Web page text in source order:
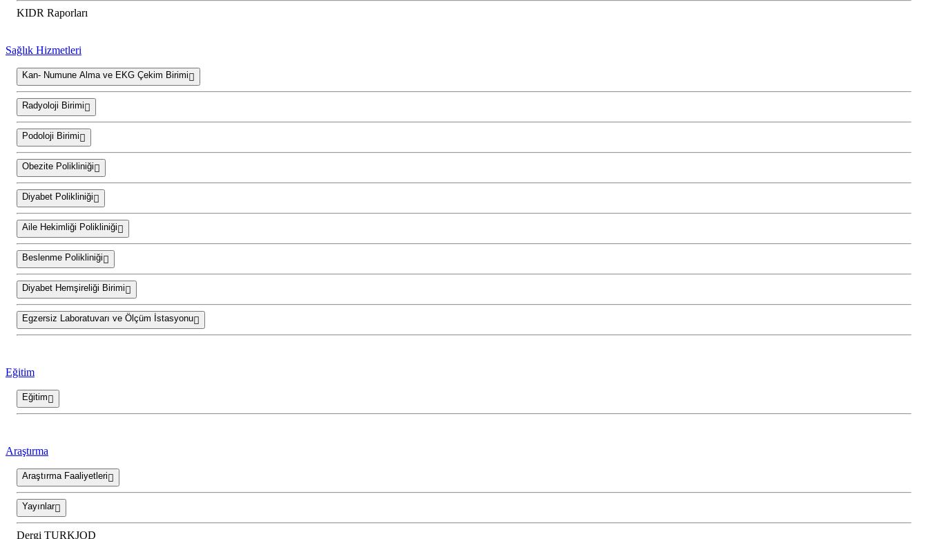
KIDR Raporları
Sağlık Hizmetleri
Kan- Numune Alma ve EKG Çekim Birimi
Radyoloji Birimi
Podoloji Birimi
Obezite Polikliniği
Diyabet Polikliniği
Aile Hekimliği Polikliniği
Beslenme Polikliniği
Diyabet Hemşireliği Birimi
Egzersiz Laboratuvarı ve Ölçüm İstasyonu
Eğitim
Eğitim
Araştırma
Araştırma Faaliyetleri
Yayınlar
Dergi TURKJOD